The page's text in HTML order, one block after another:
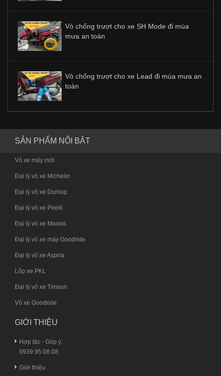
Vỏ chống trượt cho xe SH Mode đi mùa
mưa an toàn
Vỏ chống trượt cho xe Lead đi mùa mưa an
toàn
SẢN PHẨM NỔI BẬT
Vỏ xe máy mới
Đại lý vỏ xe Michelin
Đại lý vỏ xe Dunlop
Đại lý vỏ xe Pirelli
Đại lý vỏ xe Maxxis
Đại lý vỏ xe máy Goodride
Đại lý vỏ xe Aspira
Lốp xe PKL
Đại lý vỏ xe Timsun
Vỏ xe Goodride
GIỚI THIỆU
Hợp tác - Góp ý:
0939.95.08.08
Giới thiệu